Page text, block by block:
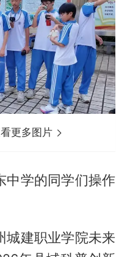
更多图片
中学的同学们操作
城建职业学院未来